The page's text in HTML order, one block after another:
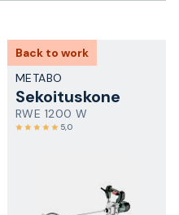
Back to work
METABO
Sekoituskone
RWE 1200 W
5,0